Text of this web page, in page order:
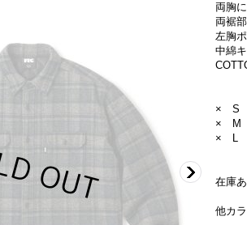
両胸
両裾
左胸
中綿
× S
× M
× L
在庫
他カ